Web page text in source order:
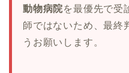
動物病院を最優先で受
師ではないため、最終
うお願いします。